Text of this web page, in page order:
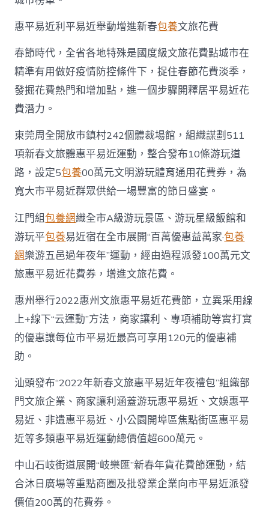
惠平易近利平易近舉動增進新春包養文旅花費
春節時代，全省各地特殊是國度級文旅花費點城市在
精準有用做好疫情防控條件下，捉住春節花費淡季，
發掘花費熱門和增加點，進一個步驟開釋居平易近花
費潛力。
東莞周全開放市鎮村242個體裁場館，組織謀劃511
項新春文旅體惠平易近運動，整合發布10條游玩道
路，設定5包養00萬元文明游玩體育通用花費券，為
寬大市平易近群眾供給一場豐富的節日盛宴。
江門組包養網織全市A級游玩景區、游玩星級飯館和
游玩平包養易近宿在全市展開“百萬優惠益萬家·包養
網樂游五邑過年夜年”運動，經由過程派發100萬元文
旅惠平易近花費券，增進文旅花費。
惠州舉行2022惠州文旅惠平易近花費節，立異采用線
上+線下“云運動”方法，商家讓利、專項補助等實打實
的優惠讓每位市平易近最高可享用120元的優惠補
助。
汕頭發布“2022年新春文旅惠平易近年夜禮包”組織部
門文旅企業、商家讓利涵蓋游玩惠平易近、文娛惠平
易近、非遺惠平易近、小公園開埠區焦點街區惠平易
近等多類惠平易近運動總價值超600萬元。
中山石岐街道展開“岐樂匯”新春年貨花費節運動，結
合沐日廣場等重點商圈及批發業企業向市平易近派發
價值200萬的花費券。